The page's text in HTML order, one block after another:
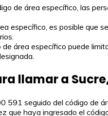
de área específico, las
específico, es posible que
de área específico puede
llamar a
591 seguido del código de
que haya ingresado el